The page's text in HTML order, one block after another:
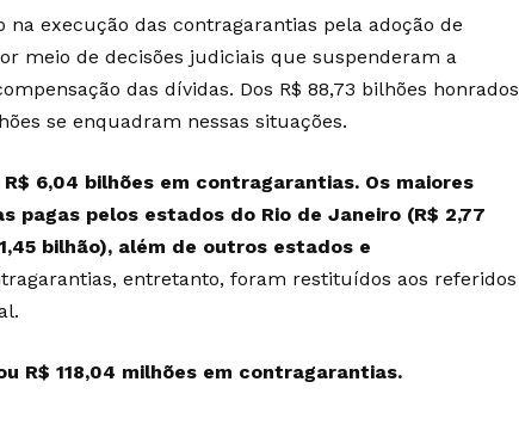
na execução das contragarantias pela adoção de
meio de decisões judiciais que suspenderam a
das dívidas. Dos R$ 88,73 bilhões honrados
se enquadram nessas situações.
6,04 bilhões em contragarantias. Os maiores
pagas pelos estados do Rio de Janeiro (R$ 2,77
bilhão), além de outros estados e
entretanto, foram restituídos aos referidos
R$ 118,04 milhões em contragarantias.